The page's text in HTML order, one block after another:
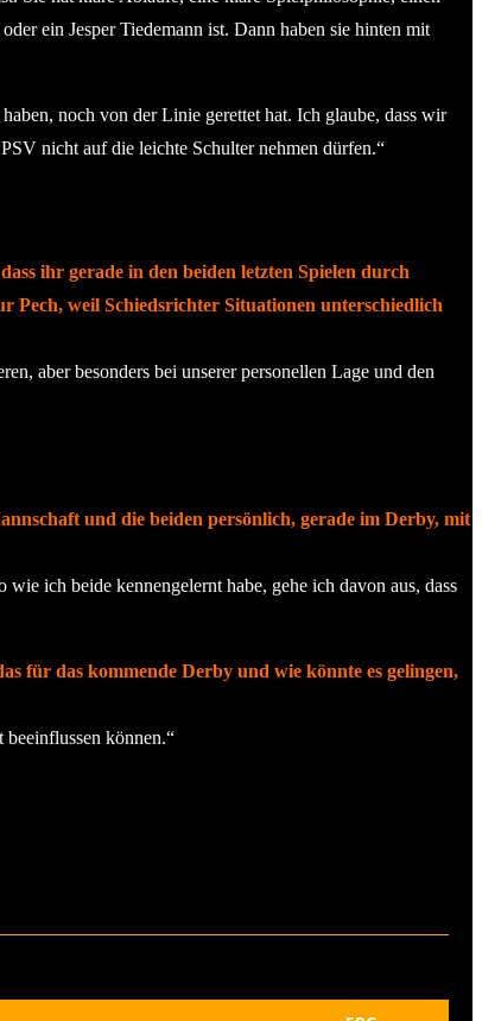
ein Jesper Tiedemann ist. Dann haben sie hinten mit
noch von der Linie gerettet hat. Ich glaube, dass wir
nicht auf die leichte Schulter nehmen dürfen.“
ihr gerade in den beiden letzten Spielen durch
Pech, weil Schiedsrichter Situationen unterschiedlich
aber besonders bei unserer personellen Lage und den
und die beiden persönlich, gerade im Derby, mit
ich beide kennengelernt habe, gehe ich davon aus, dass
für das kommende Derby und wie könnte es gelingen,
können.“